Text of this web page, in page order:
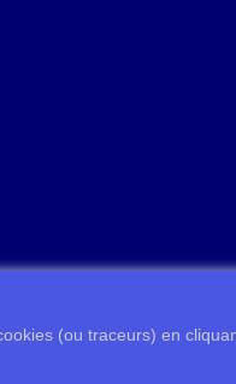
(ou traceurs) en